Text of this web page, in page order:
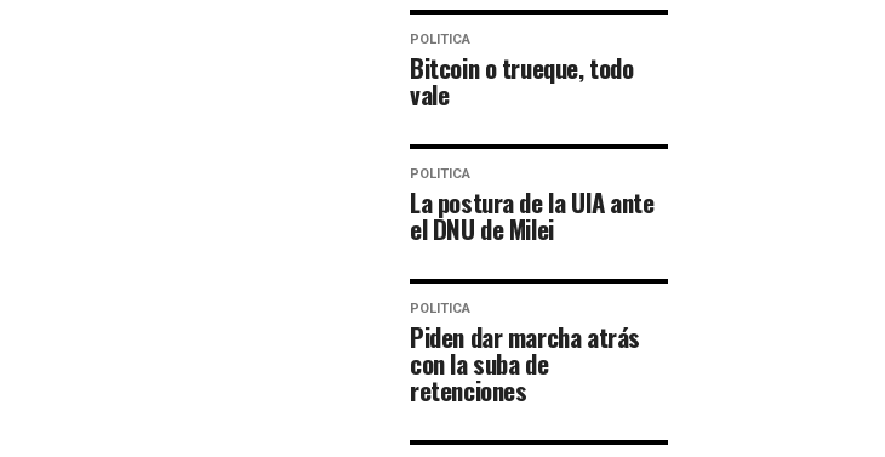
POLITICA
Bitcoin o trueque, todo
vale
POLITICA
La postura de la UIA ante
el DNU de Milei
POLITICA
Piden dar marcha atrás
con la suba de
retenciones